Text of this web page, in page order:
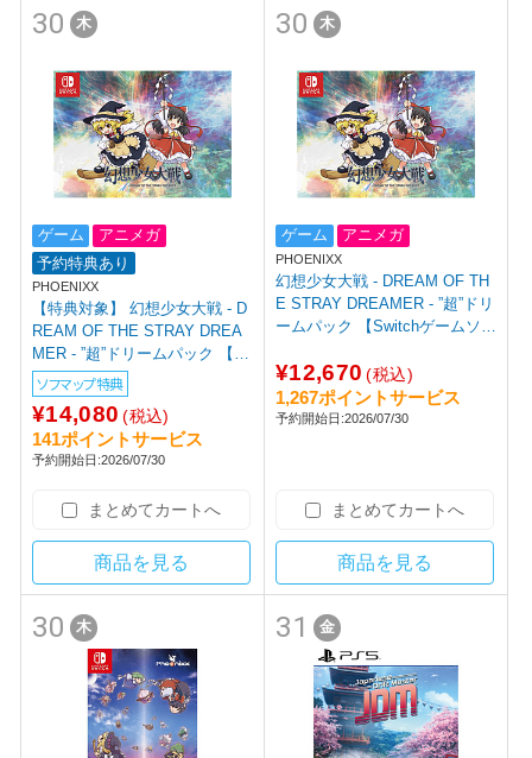
30 木
ゲーム
アニメガ
予約特典あり
PHOENIXX
【特典対象】 幻想少女大戦 - D
REAM OF THE STRAY DREA
MER - ”超”ドリームパック 【S
witchゲームソフト】 ◆ソフマ
ップ特典「B2タペストリー」
ソフマップ特典
¥14,080 (税込)
141ポイントサービス
予約開始日:2026/07/30
まとめてカートへ
商品を見る
30 木
ゲーム アニメガ
PHOENIXX
幻想少女大戦 - DREAM OF TH
E STRAY DREAMER - ”超”ドリ
ームパック 【Switchゲームソフ
¥12,670 (税込)
1,267ポイントサービス
予約開始日:2026/07/30
まとめてカートへ
商品を見る
30 木 31 金